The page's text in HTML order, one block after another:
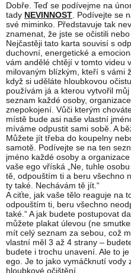
Dobře. Teď se podívejme na
tady NEVINNOST . Podívejte se
své miminko. Představuje tak
znamenat, že jste se očistili
Nejčastěji tato karta souvisí s
duchovní, energetické a
vám andělé chtějí v tomto videu
milovaným blízkým, kteří s vámi
když si uděláte hloubkovou
používám já a kterou vytvořil
seznam každé osoby,
znepokojení. Vůči kterým
místě bude asi naše vlastní
míváme odpustit sami sobě. A
Můžete jít třeba do koupelny
samotě. Podívejte se na ten
jméno každé osoby a
vaše ego vříská „Ne, tuhle
tě, odpouštím ti a beru všechno
ty také. Nechávám tě jít.“
A ciťte, jak vaše tělo reaguje na
odpouštím ti, beru všechno
také.“ A jak budete postupovat
můžete plakat úlevou (ne
mít celý seznam za sebou, což
vlastní měl 3 až 4 strany –
budete i trochu unavení. Ale to
ego. Je to jako vymáčknutí vody
hloubkové očištění.